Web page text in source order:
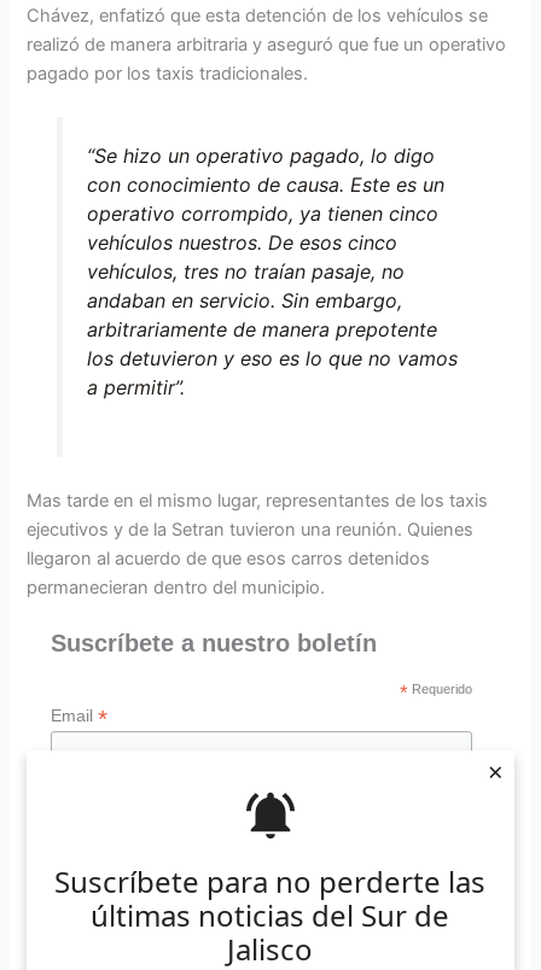
Suscríbete para no perderte las
últimas noticias del Sur de
Jalisco
×
Chávez, enfatizó que esta detención de los vehículos se
realizó de manera arbitraria y aseguró que fue un operativo
pagado por los taxis tradicionales.
“Se hizo un operativo pagado, lo digo
con conocimiento de causa. Este es un
operativo corrompido, ya tienen cinco
vehículos nuestros. De esos cinco
vehículos, tres no traían pasaje, no
andaban en servicio. Sin embargo,
arbitrariamente de manera prepotente
los detuvieron y eso es lo que no vamos
a permitir”.
Mas tarde en el mismo lugar, representantes de los taxis
ejecutivos y de la Setran tuvieron una reunión. Quienes
llegaron al acuerdo de que esos carros detenidos
permanecieran dentro del municipio.
Suscríbete a nuestro boletín
* Requerido
Email*
“Resultado de esta plática fue que se
van a detener los cinco vehículos. Pero